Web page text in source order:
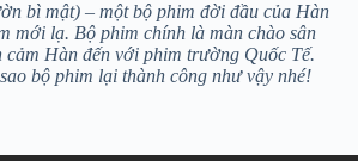
bì mật) – một bộ phim đời đầu của Hàn
mới lạ. Bộ phim chính là màn chào sân
cảm Hàn đến với phim trường Quốc Tế.
bộ phim lại thành công như vậy nhé!